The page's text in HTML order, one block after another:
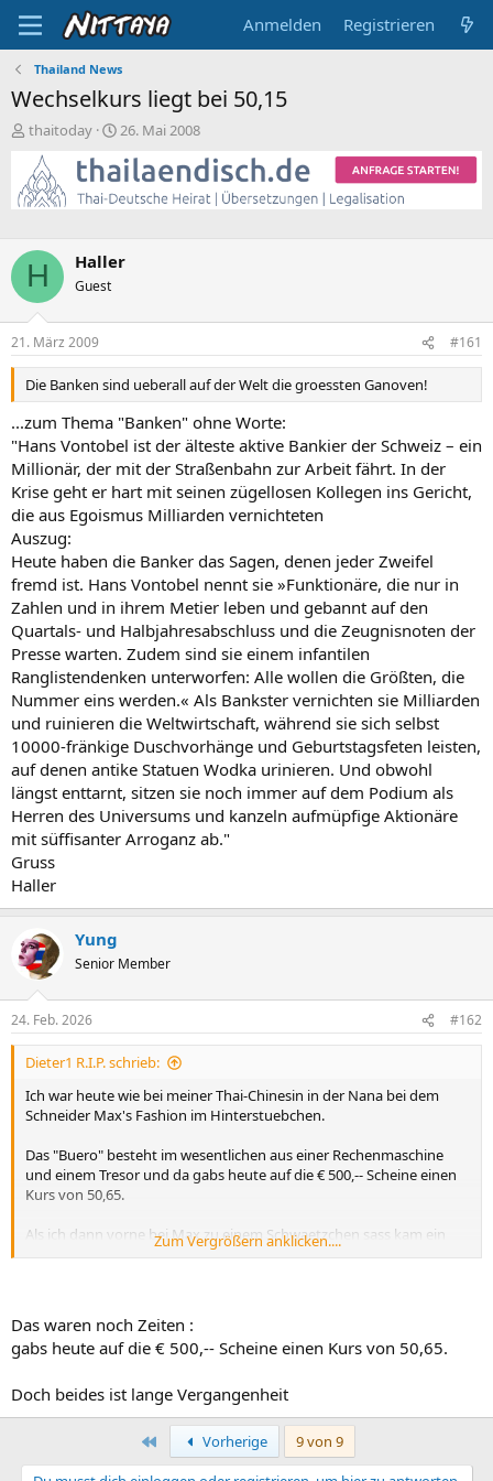
Anmelden Registrieren
Thailand News
Wechselkurs liegt bei 50,15
E
s
t
e
l
e
r
thaitoday
E
s
t
e
t
26. Mai 2008
H Haller
Guest
21. März 2009 #161
Die Banken sind ueberall auf der Welt die groessten Ganoven!
...zum Thema "Banken" ohne Worte:
"Hans Vontobel ist der älteste aktive Bankier der Schweiz – ein
Millionär, der mit der Straßenbahn zur Arbeit fährt. In der
Krise geht er hart mit seinen zügellosen Kollegen ins Gericht,
die aus Egoismus Milliarden vernichteten
Auszug:
Heute haben die Banker das Sagen, denen jeder Zweifel
fremd ist. Hans Vontobel nennt sie »Funktionäre, die nur in
Zahlen und in ihrem Metier leben und gebannt auf den
Quartals- und Halbjahresabschluss und die Zeugnisnoten der
Presse warten. Zudem sind sie einem infantilen
Ranglistendenken unterworfen: Alle wollen die Größten, die
Nummer eins werden.« Als Bankster vernichten sie Milliarden
und ruinieren die Weltwirtschaft, während sie sich selbst
10000-fränkige Duschvorhänge und Geburtstagsfeten leisten,
auf denen antike Statuen Wodka urinieren. Und obwohl
längst enttarnt, sitzen sie noch immer auf dem Podium als
Herren des Universums und kanzeln aufmüpfige Aktionäre
mit süffisanter Arroganz ab."
Gruss
Haller
Yung
Senior Member
24. Feb. 2026 #162
Dieter1 R.I.P. schrieb:
Ich war heute wie bei meiner Thai-Chinesin in der Nana bei dem
Schneider Max's Fashion im Hinterstuebchen.
Das "Buero" besteht im wesentlichen aus einer Rechenmaschine
und einem Tresor und da gabs heute auf die € 500,-- Scheine einen
Kurs von 50,65.
Als ich dann vorne bei Max zu einem Schwaetzchen sass kam ein
junger Mann rein. Ich begruesste ihn mit der belanglosen Frage
aus dem Nitty handelte und er den Tip von einem Dieter1
bekommen hatte und vor 2 Jahren schon mal beim Max hat
Lustig, wie klein die Welt manchmal scheint .
Zum Vergrößern anklicken....
Das waren noch Zeiten :
gabs heute auf die € 500,-- Scheine einen Kurs von 50,65.
Doch beides ist lange Vergangenheit
Erste Vorherige
9 von 9